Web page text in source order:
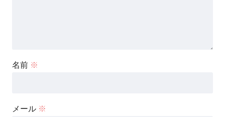
名前 ※
メール ※